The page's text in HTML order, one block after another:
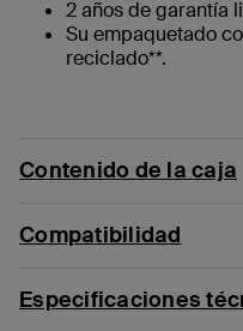
2 años de garantía
Su empaquetado
reciclado**.
Contenido de la caja
Compatibilidad
Especificaciones